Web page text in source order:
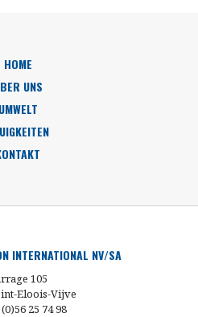
HOME
UNS
UMWELT
INTERNATIONAL NV/SA
105
Eloois-Vijve
25 74 98